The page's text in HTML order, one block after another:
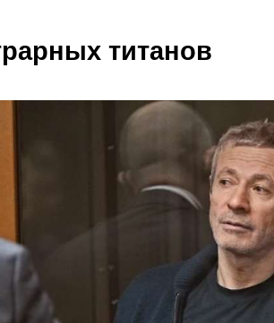
титанов